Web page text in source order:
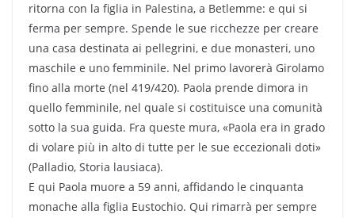
ritorna con la figlia in Palestina, a Betlemme: e qui si
ferma per sempre. Spende le sue ricchezze per creare
una casa destinata ai pellegrini, e due monasteri, uno
maschile e uno femminile. Nel primo lavorerà Girolamo
fino alla morte (nel 419/420). Paola prende dimora in
quello femminile, nel quale si costituisce una comunità
sotto la sua guida. Fra queste mura, «Paola era in grado
di volare più in alto di tutte per le sue eccezionali doti»
(Palladio, Storia lausiaca).
E qui Paola muore a 59 anni, affidando le cinquanta
monache alla figlia Eustochio. Qui rimarrà per sempre